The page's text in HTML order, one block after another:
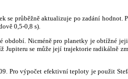
se průběžně aktualizuje po zadání hodnot.
0,5-0,8 s).
období. Nicméně pro planetky je obtížné
Jupiteru se může její trajektorie radikálně
Pro výpočet efektivní teploty je použit